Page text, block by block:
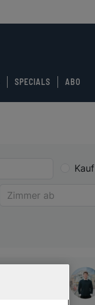
SPECIALS ABO
Kauf